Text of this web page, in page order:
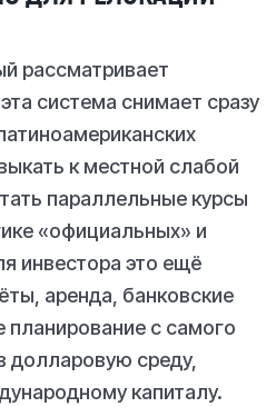
рассматривает
система снимает сразу
к местной слабой
параллельные курсы
«официальных» и
инвестора это ещё
аренда, банковские
планирование с самого
среду,
капиталу.